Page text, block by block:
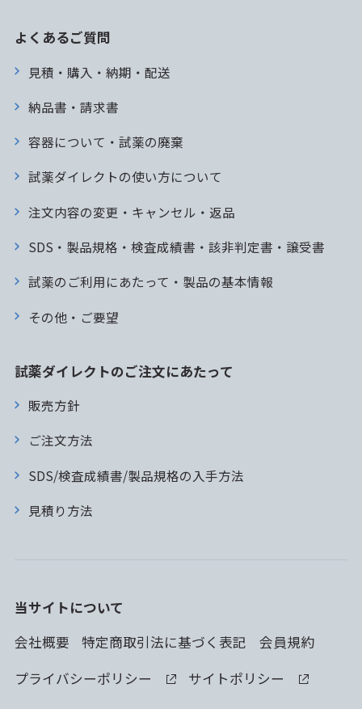
よくあるご質問
見積・購入・納期・配送
納品書・請求書
容器について・試薬の廃棄
試薬ダイレクトの使い方について
注文内容の変更・キャンセル・返品
SDS・製品規格・検査成績書・該非判定書・譲受書
試薬のご利用にあたって・製品の基本情報
その他・ご要望
試薬ダイレクトのご注文にあたって
販売方針
ご注文方法
SDS/検査成績書/製品規格の入手方法
見積り方法
当サイトについて
会社概要
特定商取引法に基づく表記
会員規約
プライバシーポリシー
サイトポリシー